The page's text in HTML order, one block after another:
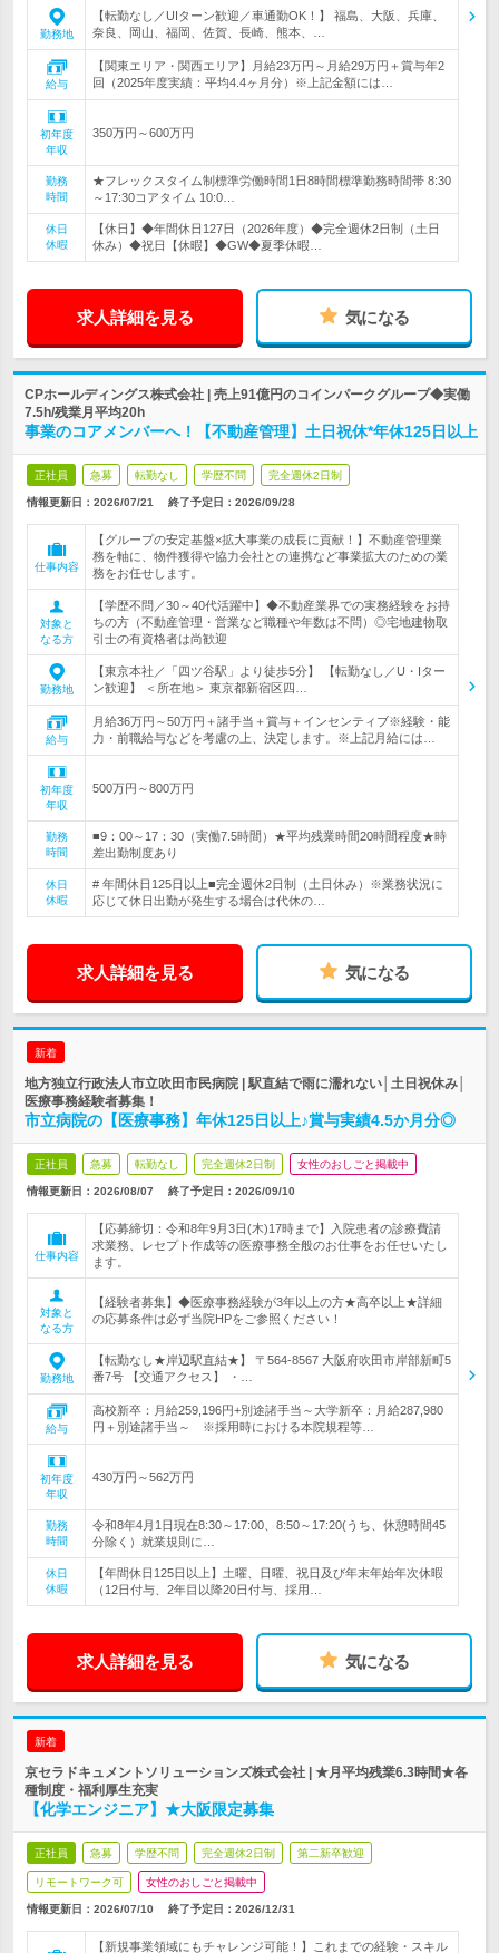
勤務地
【転勤なし／UIターン歓迎／車通勤OK！】 福島、大阪、兵庫、
奈良、岡山、福岡、佐賀、長崎、熊本、…
給与
【関東エリア・関西エリア】月給23万円～月給29万円＋賞与年2
回（2025年度実績：平均4.4ヶ月分）※上記金額には…
初年度
年収
350万円～600万円
勤務
時間
★フレックスタイム制標準労働時間1日8時間標準勤務時間帯 8:30
～17:30コアタイム 10:0…
休日
休暇
【休日】◆年間休日127日（2026年度）◆完全週休2日制（土日
休み）◆祝日【休暇】◆GW◆夏季休暇…
求人詳細を見る 気になる
CPホールディングス株式会社 | 売上91億円のコインパークグループ◆実働
7.5h/残業月平均20h
事業のコアメンバーへ！【不動産管理】土日祝休*年休125日以上
正社員 急募 転勤なし 学歴不問 完全週休2日制
情報更新日：2026/07/21 終了予定日： 2026/09/28
仕事内容
【グループの安定基盤×拡大事業の成長に貢献！】不動産管理業
務を軸に、物件獲得や協力会社との連携など事業拡大のための業
務をお任せします。
対象と
なる方
【学歴不問／30～40代活躍中】◆不動産業界での実務経験をお持
ちの方（不動産管理・営業など職種や年数は不問）◎宅地建物取
引士の有資格者は尚歓迎
勤務地
【東京本社／「四ツ谷駅」より徒歩5分】 【転勤なし／U・Iター
ン歓迎】 ＜所在地＞ 東京都新宿区四…
給与
月給36万円～50万円＋諸手当＋賞与＋インセンティブ※経験・能
力・前職給与などを考慮の上、決定します。※上記月給には…
初年度
年収
500万円～800万円
勤務
時間
■9：00～17：30（実働7.5時間）★平均残業時間20時間程度★時
差出勤制度あり
休日
休暇
# 年間休日125日以上■完全週休2日制（土日休み）※業務状況に
応じて休日出勤が発生する場合は代休の…
求人詳細を見る 気になる
新着
地方独立行政法人市立吹田市民病院 | 駅直結で雨に濡れない│土日祝休み│
医療事務経験者募集！
市立病院の【医療事務】年休125日以上♪賞与実績4.5か月分◎
正社員 急募 転勤なし 完全週休2日制 女性のおしごと掲載中
情報更新日：2026/08/07 終了予定日： 2026/09/10
仕事内容
【応募締切：令和8年9月3日(木)17時まで】入院患者の診療費請
求業務、レセプト作成等の医療事務全般のお仕事をお任せいたし
ます。
対象と
なる方
【経験者募集】◆医療事務経験が3年以上の方★高卒以上★詳細
の応募条件は必ず当院HPをご参照ください！
勤務地
【転勤なし★岸辺駅直結★】 〒564-8567 大阪府吹田市岸部新町5
番7号 【交通アクセス】 ・…
給与
高校新卒：月給259,196円+別途諸手当～大学新卒：月給287,980
円＋別途諸手当～ ※採用時における本院規程等…
初年度
年収
430万円～562万円
勤務
時間
令和8年4月1日現在8:30～17:00、8:50～17:20(うち、休憩時間45
分除く）就業規則に…
休日
休暇
【年間休日125日以上】土曜、日曜、祝日及び年末年始年次休暇
（12日付与、2年目以降20日付与、採用…
求人詳細を見る 気になる
新着
京セラドキュメントソリューションズ株式会社 | ★月平均残業6.3時間★各
種制度・福利厚生充実
【化学エンジニア】★大阪限定募集
正社員 急募 学歴不問 完全週休2日制 第二新卒歓迎
リモートワーク可 女性のおしごと掲載中
情報更新日：2026/07/10 終了予定日： 2026/12/31
【新規事業領域にもチャレンジ可能！】これまでの経験・スキル